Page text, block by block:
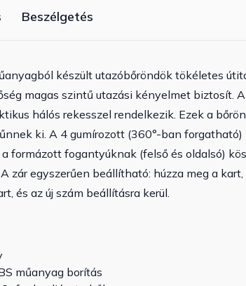
Beszélgetés
készült utazóbőröndök tökéletes
magas szintű utazási kényelmet biztosít.
hálós rekesszel rendelkezik. Ezek a
ki. A 4 gumírozott (360°-ban forgatható)
formázott fogantyúknak (felső és oldalsó)
zár egyszerűen beállítható: húzza meg a kart,
és az új szám beállításra kerül.
műanyag borítás